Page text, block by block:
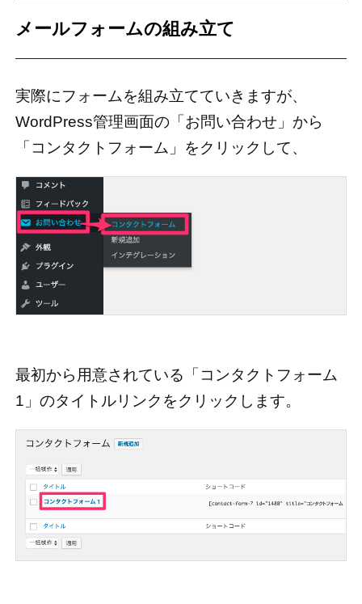
メールフォームの組み立て
実際にフォームを組み立てていきますが、
WordPress管理画面の「お問い合わせ」から
「コンタクトフォーム」をクリックして、
最初から用意されている「コンタクトフォーム
1」のタイトルリンクをクリックします。